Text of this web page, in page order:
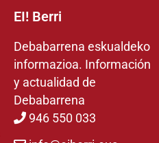
EI! Berri
Debabarrena eskualdeko
informazioa. Información
y actualidad de
Debabarrena
946 550 033